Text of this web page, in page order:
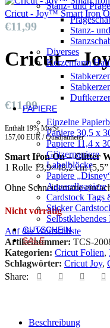
Stanz- und
Stanz-
Diverses
Kerzenfarm
PAPIERE
Einzelne
Papiere 30,5 x
Papiere 11,4 x
Glitzerpapiere
Labelblöcke
Papiere
Aquarellpapiere
Cardstock Tags
Sticker
GUTSCHEIN
SALE
Cricut - Joy™ Smart Iron
€11,99
Cricut –
€11,99
Enthält 19% MwSt.
157,00 EUR / Quadratmeter
Smart Iron On – Glitter
1 Rolle 13,9×48,2 cm (5,5”
Ohne Schneidematte
Nicht vorrätig
Auf die Wunschliste
Artikelnummer: TCS-
Kategorien: Cricut Folien,
Schlagwörter: Cricut Joy,
Share:
Beschreibung